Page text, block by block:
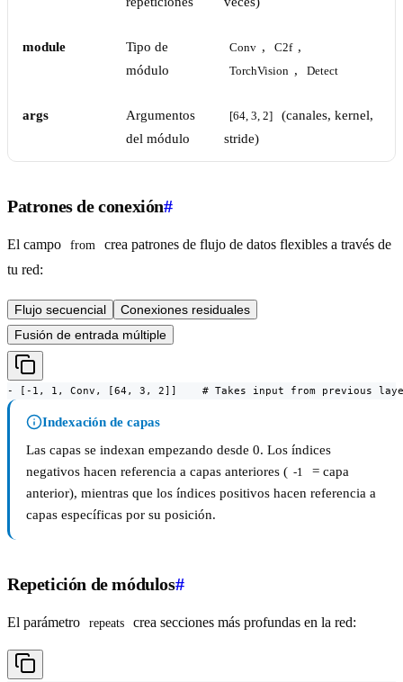
module
Tipo de
módulo
Conv , C2f ,
TorchVision , Detect
args
Argumentos
del módulo
[64, 3, 2]
(canales, kernel,
stride)
Patrones de conexión#
El campo from
crea patrones de flujo de datos flexibles a través de
tu red:
Flujo secuencial
Conexiones residuales
Fusión de entrada múltiple
- [-1, 1, Conv, [64, 3, 2]]    # Takes input from previous
Indexación de capas
Las capas se indexan empezando desde 0. Los índices
negativos hacen referencia a capas anteriores ( -1
= capa
anterior), mientras que los índices positivos hacen referencia a
capas específicas por su posición.
Repetición de módulos#
El parámetro repeats crea secciones más profundas en la red: